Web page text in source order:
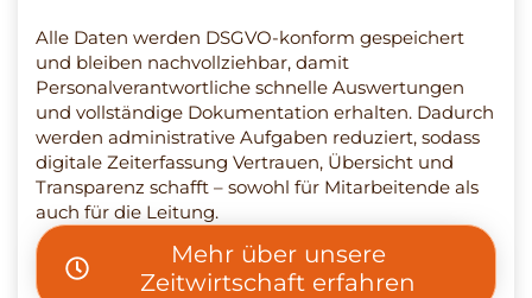
Alle Daten werden DSGVO-konform gespeichert
und bleiben nachvollziehbar, damit
Personalverantwortliche schnelle Auswertungen
und vollständige Dokumentation erhalten. Dadurch
werden administrative Aufgaben reduziert, sodass
digitale Zeiterfassung Vertrauen, Übersicht und
Transparenz schafft – sowohl für Mitarbeitende als
auch für die Leitung.
Mehr über unsere
Zeitwirtschaft erfahren